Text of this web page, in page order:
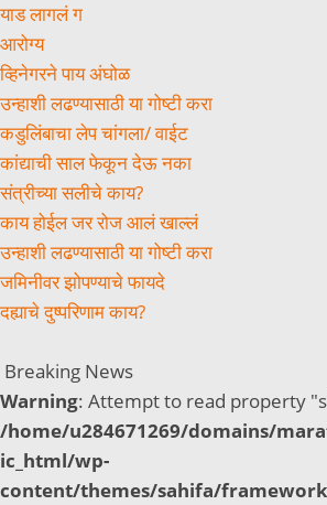
याड लागलं ग
आरोग्य
व्हिनेगरने पाय अंघोळ
उन्हाशी लढण्यासाठी या गोष्टी करा
कडुलिंबाचा लेप चांगला/ वाईट
कांद्याची साल फेकून देऊ नका
संत्रीच्या सलीचे काय?
काय होईल जर रोज आलं खाल्लं
उन्हाशी लढण्यासाठी या गोष्टी करा
जमिनीवर झोपण्याचे फायदे
दह्याचे दुष्परिणाम काय?
Breaking News
Warning: Attempt to read property
/home/u284671269/domains/
ic_html/wp-
content/themes/sahifa/